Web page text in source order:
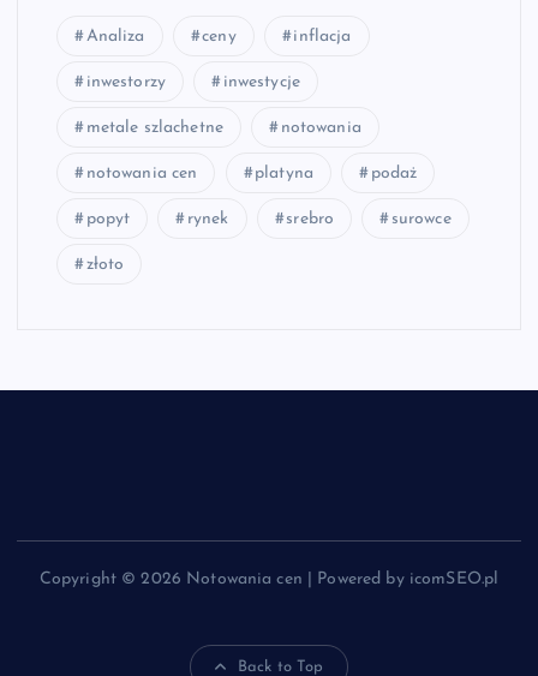
Analiza ceny inflacja
inwestorzy inwestycje
metale szlachetne notowania
notowania cen platyna podaż
popyt rynek srebro surowce
złoto
Copyright © 2026 Notowania cen | Powered by icomSEO.pl
Back to Top